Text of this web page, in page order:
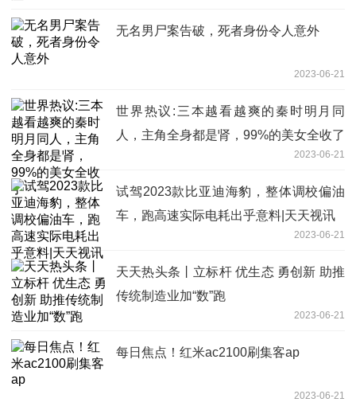
无名男尸案告破，死者身份令人意外
2023-06-21
世界热议:三本越看越爽的秦时明月同
人，主角全身都是肾，99%的美女全收了
2023-06-21
试驾2023款比亚迪海豹，整体调校偏油
车，跑高速实际电耗出乎意料|天天视讯
2023-06-21
天天热头条丨立标杆 优生态 勇创新 助推
传统制造业加“数”跑
2023-06-21
每日焦点！红米ac2100刷集客ap
2023-06-21